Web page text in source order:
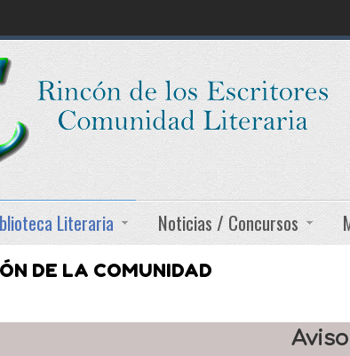
Literaria Noticias / Concursos
DE LA COMUNIDAD